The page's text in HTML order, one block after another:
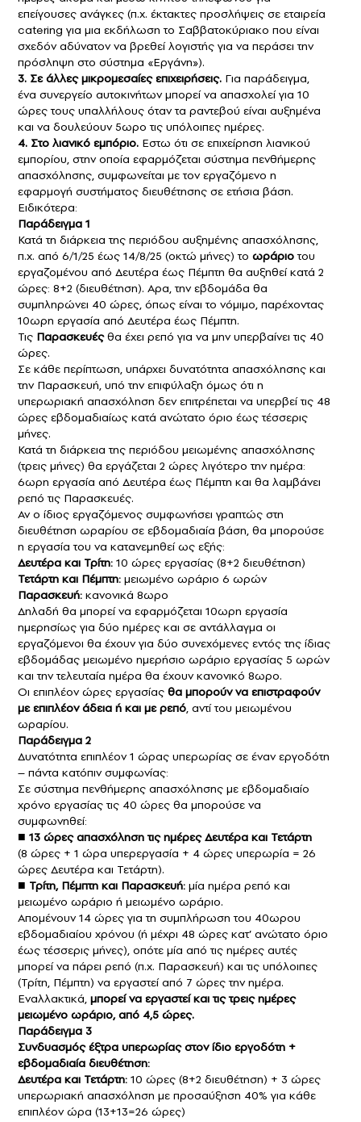
επείγουσες ανάγκες (π.χ. έκτακτες προσλήψεις σε εταιρεία
catering για μια εκδήλωση το Σαββατοκύριακο που είναι
σχεδόν αδύνατον να βρεθεί λογιστής για να περάσει την
πρόσληψη στο σύστημα «Εργάνη»).
3. Σε άλλες μικρομεσαίες επιχειρήσεις. Για παράδειγμα,
ένα συνεργείο αυτοκινήτων μπορεί να απασχολεί για 10
ώρες τους υπαλλήλους όταν τα ραντεβού είναι αυξημένα
και να δουλεύουν 5ωρο τις υπόλοιπες ημέρες.
4. Στο λιανικό εμπόριο. Εστω ότι σε επιχείρηση λιανικού
εμπορίου, στην οποία εφαρμόζεται σύστημα πενθήμερης
απασχόλησης, συμφωνείται με τον εργαζόμενο η
εφαρμογή συστήματος διευθέτησης σε ετήσια βάση.
Ειδικότερα:
Παράδειγμα 1
Κατά τη διάρκεια της περιόδου αυξημένης απασχόλησης,
π.χ. από 6/1/25 έως 14/8/25 (οκτώ μήνες) το ωράριοτου
εργαζομένου από Δευτέρα έως Πέμπτη θα αυξηθεί κατά 2
ώρες: 8+2 (διευθέτηση). Αρα, την εβδομάδα θα
συμπληρώνει 40 ώρες, όπως είναι το νόμιμο, παρέχοντας
10ωρη εργασία από Δευτέρα έως Πέμπτη.
Τις Παρασκευέςθα έχει ρεπό για να μην υπερβαίνει τις 40
ώρες.
Σε κάθε περίπτωση, υπάρχει δυνατότητα απασχόλησης και
την Παρασκευή, υπό την επιφύλαξη όμως ότι η
υπερωριακή απασχόληση δεν επιτρέπεται να υπερβεί τις 48
ώρες εβδομαδιαίως κατά ανώτατο όριο έως τέσσερις
μήνες.
Κατά τη διάρκεια της περιόδου μειωμένης απασχόλησης
(τρεις μήνες) θα εργάζεται 2 ώρες λιγότερο την ημέρα:
6ωρη εργασία από Δευτέρα έως Πέμπτη και θα λαμβάνει
ρεπό τις Παρασκευές.
Αν ο ίδιος εργαζόμενος συμφωνήσει γραπτώς στη
διευθέτηση ωραρίου σε εβδομαδιαία βάση, θα μπορούσε
η εργασία του να κατανεμηθεί ως εξής:
Δευτέρα και Τρίτη: 10 ώρες εργασίας (8+2 διευθέτηση)
Τετάρτη και Πέμπτη: μειωμένο ωράριο 6 ωρών
Παρασκευή: κανονικά 8ωρο
Δηλαδή θα μπορεί να εφαρμόζεται 10ωρη εργασία
ημερησίως για δύο ημέρες και σε αντάλλαγμα οι
εργαζόμενοι θα έχουν για δύο συνεχόμενες εντός της ίδιας
εβδομάδας μειωμένο ημερήσιο ωράριο εργασίας 5 ωρών
και την τελευταία ημέρα θα έχουν κανονικό 8ωρο.
Οι επιπλέον ώρες εργασίας θα μπορούν να επιστραφούν
με επιπλέον άδεια ή και με ρεπό, αντί του μειωμένου
ωραρίου.
Παράδειγμα 2
Δυνατότητα επιπλέον 1 ώρας υπερωρίας σε έναν εργοδότη
– πάντα κατόπιν συμφωνίας:
Σε σύστημα πενθήμερης απασχόλησης με εβδομαδιαίο
χρόνο εργασίας τις 40 ώρες θα μπορούσε να
συμφωνηθεί:
■ 13 ώρες απασχόληση τις ημέρες Δευτέρα και Τετάρτη
(8 ώρες + 1 ώρα υπερεργασία + 4 ώρες υπερωρία = 26
ώρες Δευτέρα και Τετάρτη).
■ Τρίτη, Πέμπτη και Παρασκευή: μία ημέρα ρεπό και
μειωμένο ωράριο ή μειωμένο ωράριο.
Απομένουν 14 ώρες για τη συμπλήρωση του 40ωρου
εβδομαδιαίου χρόνου (ή μέχρι 48 ώρες κατ’ ανώτατο όριο
έως τέσσερις μήνες), οπότε μία από τις ημέρες αυτές
μπορεί να πάρει ρεπό (π.χ. Παρασκευή) και τις υπόλοιπες
(Τρίτη, Πέμπτη) να εργαστεί από 7 ώρες την ημέρα.
Εναλλακτικά, μπορεί να εργαστεί και τις τρεις ημέρες
μειωμένο ωράριο, από 4,5 ώρες.
Παράδειγμα 3
Συνδυασμός έξτρα υπερωρίας στον ίδιο εργοδότη +
εβδομαδιαία διευθέτηση:
Δευτέρα και Τετάρτη: 10 ώρες (8+2 διευθέτηση) + 3 ώρες
υπερωριακή απασχόληση με προσαύξηση 40% για κάθε
επιπλέον ώρα (13+13=26 ώρες)